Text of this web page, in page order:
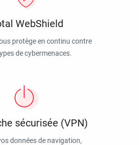
WebShield
protège en continu contre
de cybermenaces.
sécurisée (VPN)
données de navigation,